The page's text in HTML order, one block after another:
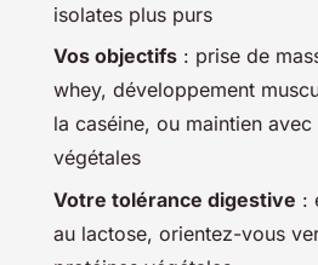
isolates plus purs
Vos objectifs : prise de
whey, développement
la caséine, ou maintien
végétales
Votre tolérance digestive :
au lactose, orientez-vous